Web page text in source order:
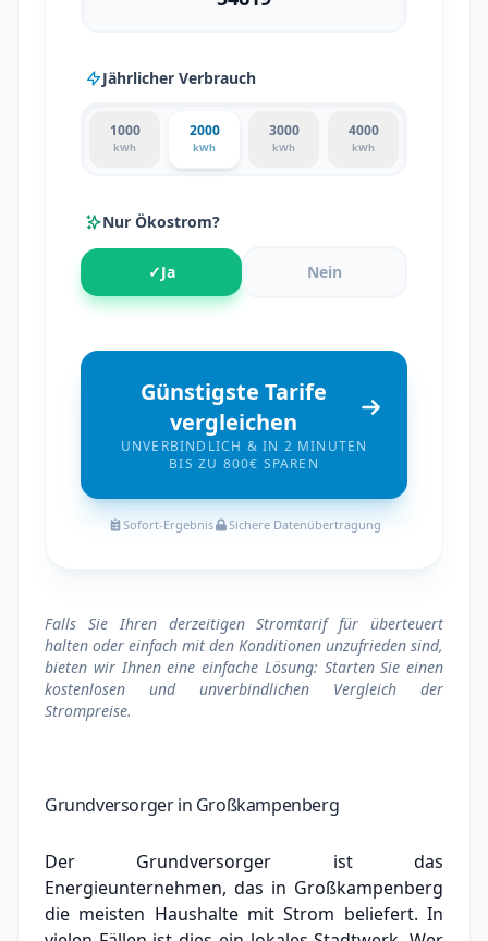
Jährlicher Verbrauch
1000
kWh
2000
kWh
3000
kWh
4000
kWh
Nur Ökostrom?
✓Ja Nein
Günstigste Tarife
vergleichen
UNVERBINDLICH & IN 2 MINUTEN
BIS ZU 800€ SPAREN
Sofort-Ergebnis Sichere Datenübertragung
Falls Sie Ihren derzeitigen Stromtarif für überteuert
halten oder einfach mit den Konditionen unzufrieden sind,
bieten wir Ihnen eine einfache Lösung: Starten Sie einen
kostenlosen und unverbindlichen Vergleich der
Strompreise.
Grundversorger in Großkampenberg
Der Grundversorger ist das
Energieunternehmen, das in Großkampenberg
die meisten Haushalte mit Strom beliefert. In